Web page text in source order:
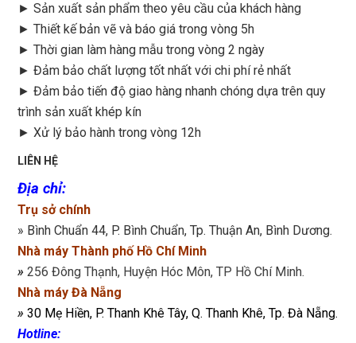
► Sản xuất sản phẩm theo yêu cầu của khách hàng
► Thiết kế bản vẽ và báo giá trong vòng 5h
► Thời gian làm hàng mẫu trong vòng 2 ngày
► Đảm bảo chất lượng tốt nhất với chi phí rẻ nhất
► Đảm bảo tiến độ giao hàng nhanh chóng dựa trên quy
trình sản xuất khép kín
► Xử lý bảo hành trong vòng 12h
LIÊN HỆ
Địa chỉ:
Trụ sở chính
» Bình Chuẩn 44, P. Bình Chuẩn, Tp. Thuận An, Bình Dương.
Nhà máy Thành phố Hồ Chí Minh
» 256 Đông Thạnh, Huyện Hóc Môn, TP Hồ Chí Minh.
Nhà máy Đà Nẵng
» 30 Mẹ Hiền, P. Thanh Khê Tây, Q. Thanh Khê, Tp. Đà Nẵng.
Hotline: